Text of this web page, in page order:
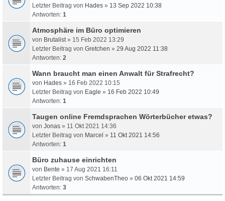
Letzter Beitrag von Hades » 13 Sep 2022 10:38
Antworten: 1
Atmosphäre im Büro optimieren
von Brutalist» 15 Feb 2022 13:29
Letzter Beitrag von Gretchen » 29 Aug 2022 11:38
Antworten: 2
Wann braucht man einen Anwalt für Strafrecht?
von Hades » 16 Feb 2022 10:15
Letzter Beitrag von Eagle » 16 Feb 2022 10:49
Antworten: 1
Taugen online Fremdsprachen Wörterbücher etwas?
von Jonas » 11 Okt 2021 14:36
Letzter Beitrag von Marcel » 11 Okt 2021 14:56
Antworten: 1
Büro zuhause einrichten
von Bente » 17 Aug 2021 16:11
Letzter Beitrag von SchwabenTheo » 06 Okt 2021 14:59
Antworten: 3